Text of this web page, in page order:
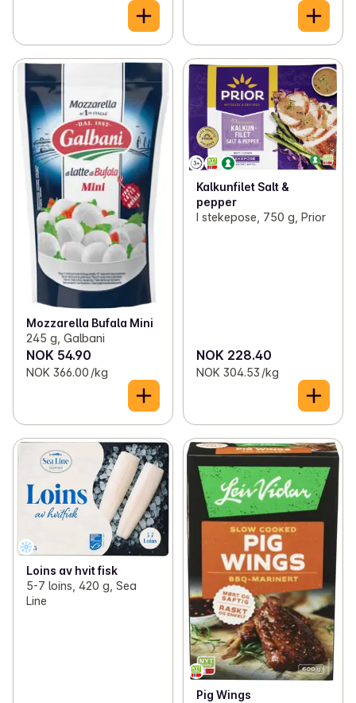
Mozzarella Bufala Mini
245 g, Galbani
NOK 54.90
NOK 366.00 /kg
Kalkunfilet Salt &
pepper
I stekepose, 750 g, Prior
NOK 228.40
NOK 304.53 /kg
Loins av hvit fisk
5-7 loins, 420 g, Sea
Line
Pig Wings